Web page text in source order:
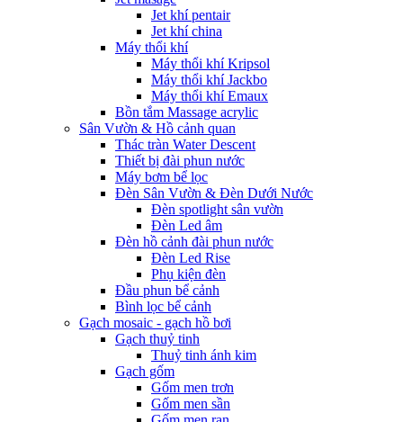
Jet khí pentair
Jet khí china
Máy thổi khí
Máy thổi khí Kripsol
Máy thổi khí Jackbo
Máy thổi khí Emaux
Bồn tắm Massage acrylic
Sân Vườn & Hồ cảnh quan
Thác tràn Water Descent
Thiết bị đài phun nước
Máy bơm bể lọc
Đèn Sân Vườn & Đèn Dưới Nước
Đèn spotlight sân vườn
Đèn Led âm
Đèn hồ cảnh đài phun nước
Đèn Led Rise
Phụ kiện đèn
Đầu phun bể cảnh
Bình lọc bể cảnh
Gạch mosaic - gạch hồ bơi
Gạch thuỷ tinh
Thuỷ tinh ánh kim
Gạch gốm
Gốm men trơn
Gốm men sần